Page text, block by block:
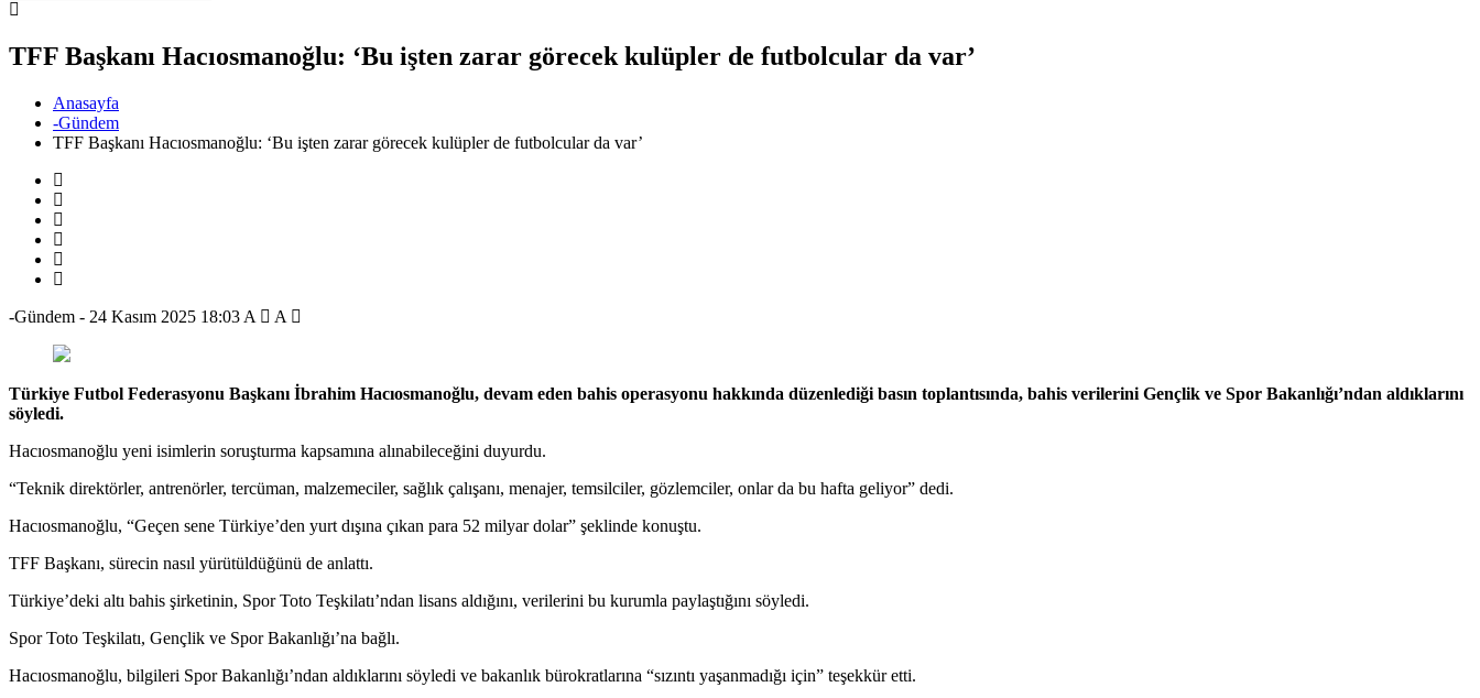
TFF Başkanı Hacıosmanoğlu: ‘Bu işten zarar görecek kulüpler de futbolcular da var’
Anasayfa
-Gündem
TFF Başkanı Hacıosmanoğlu: ‘Bu işten zarar görecek kulüpler de futbolcular da var’
-Gündem - 24 Kasım 2025 18:03 A A
Türkiye Futbol Federasyonu Başkanı İbrahim Hacıosmanoğlu, devam eden bahis operasyonu hakkında düzenlediği basın toplantısında, bahis verilerini Gençlik ve Spor Bakanlığı’ndan aldıklarını
söyledi.
Hacıosmanoğlu yeni isimlerin soruşturma kapsamına alınabileceğini duyurdu.
“Teknik direktörler, antrenörler, tercüman, malzemeciler, sağlık çalışanı, menajer, temsilciler, gözlemciler, onlar da bu hafta geliyor” dedi.
Hacıosmanoğlu, “Geçen sene Türkiye’den yurt dışına çıkan para 52 milyar dolar” şeklinde konuştu.
TFF Başkanı, sürecin nasıl yürütüldüğünü de anlattı.
Türkiye’deki altı bahis şirketinin, Spor Toto Teşkilatı’ndan lisans aldığını, verilerini bu kurumla paylaştığını söyledi.
Spor Toto Teşkilatı, Gençlik ve Spor Bakanlığı’na bağlı.
Hacıosmanoğlu, bilgileri Spor Bakanlığı’ndan aldıklarını söyledi ve bakanlık bürokratlarına “sızıntı yaşanmadığı için” teşekkür etti.